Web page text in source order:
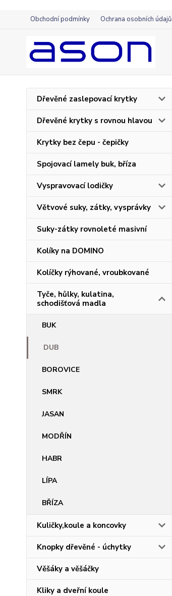
Obchodní podmínky Ochrana osobních údajů
Dřevěné zaslepovací krytky
Dřevěné krytky s rovnou hlavou
Krytky bez čepu - čepičky
Spojovací lamely buk, bříza
Vyspravovací lodičky
Větvové suky, zátky, vysprávky
Suky-zátky rovnoleté masivní
Kolíky na DOMINO
Kolíčky rýhované, vroubkované
Tyče, hůlky, kulatina,
schodišťová madla
BUK
DUB
BOROVICE
SMRK
JASAN
MODŘÍN
HABR
LÍPA
BŘÍZA
Kuličky,koule a koncovky
Knopky dřevěné - úchytky
Věšáky a věšáčky
Kliky a dveřní koule